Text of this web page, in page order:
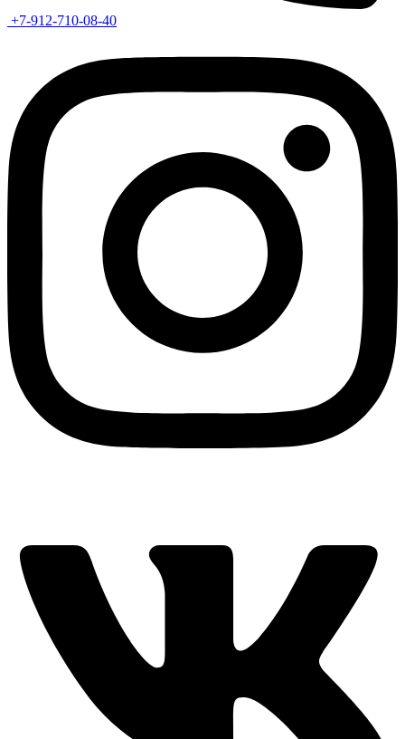
+7-912-710-08-40